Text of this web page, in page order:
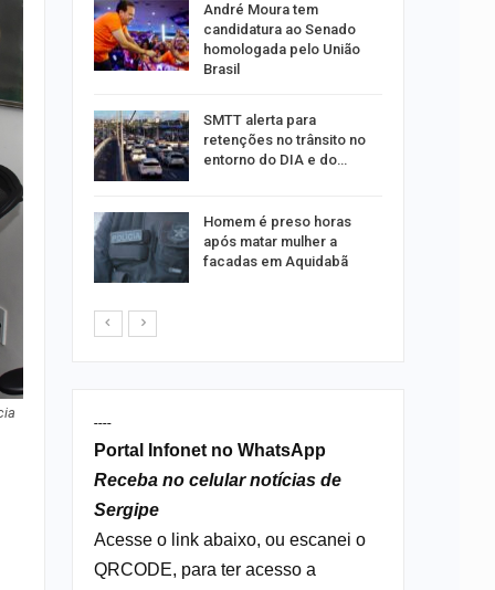
André Moura tem
candidatura ao Senado
homologada pelo União
Brasil
SMTT alerta para
retenções no trânsito no
entorno do DIA e do…
Homem é preso horas
após matar mulher a
facadas em Aquidabã
----
Portal Infonet no WhatsApp
Receba no celular notícias de
Sergipe
Acesse o link abaixo, ou escanei o
QRCODE, para ter acesso a